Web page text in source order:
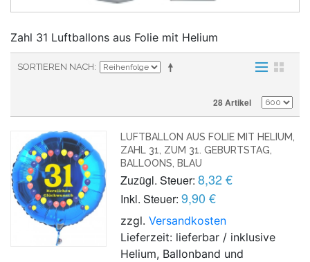
Zahl 31 Luftballons aus Folie mit Helium
SORTIEREN NACH
28 Artikel
LUFTBALLON AUS FOLIE MIT HELIUM,
ZAHL 31, ZUM 31. GEBURTSTAG,
BALLOONS, BLAU
Zuzügl. Steuer: 8,32 €
Inkl. Steuer: 9,90 €
zzgl.Versandkosten
Lieferzeit: lieferbar / inklusive
Helium, Ballonband und